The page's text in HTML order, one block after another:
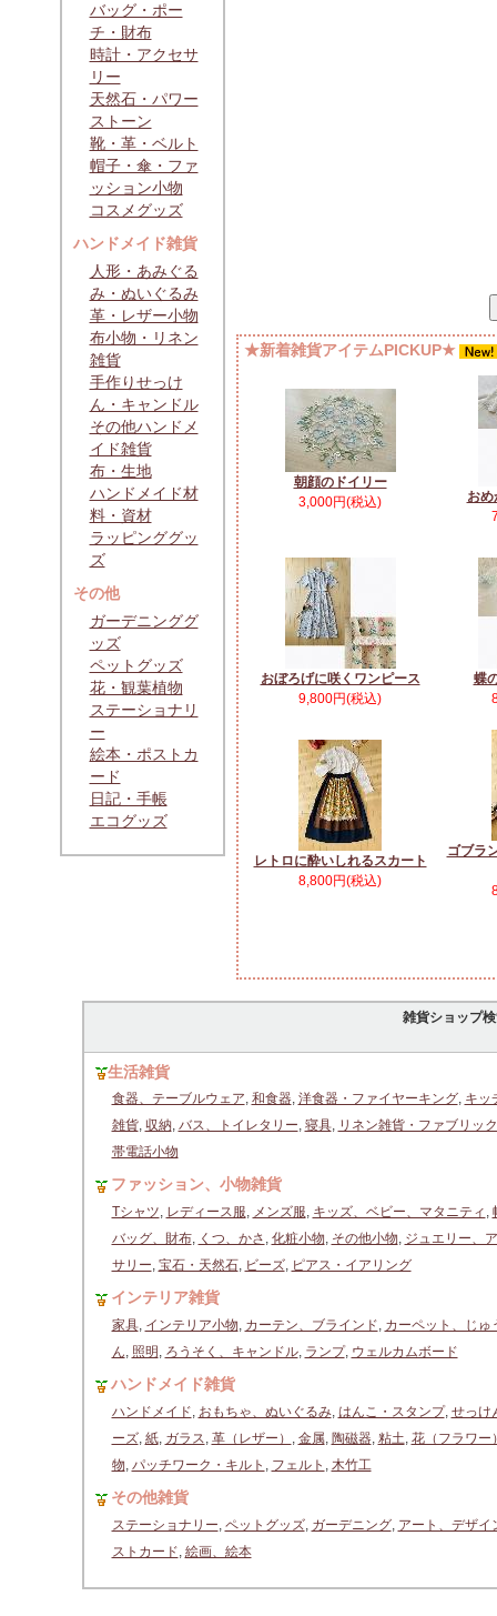
バッグ・ポー
チ・財布
時計・アクセサ
リー
天然石・パワー
ストーン
靴・革・ベルト
帽子・傘・ファ
ッション小物
コスメグッズ
ハンドメイド雑貨
人形・あみぐる
み・ぬいぐるみ
革・レザー小物
布小物・リネン
雑貨
手作りせっけ
ん・キャンドル
その他ハンドメ
イド雑貨
布・生地
ハンドメイド材
料・資材
ラッピンググッ
ズ
その他
ガーデニンググ
ッズ
ペットグッズ
花・観葉植物
ステーショナリ
ー
絵本・ポストカ
ード
日記・手帳
エコグッズ
★新着雑貨アイテムPICKUP★
朝顔のドイリー
3,000円(税込)
お
おぼろげに咲くワンピース
9,800円(税込)
蝶
レトロに酔いしれるスカート
8,800円(税込)
ゴブラ
雑貨ショップ
生活雑貨
食器、テーブルウェア, 和食器, 洋食器・ファイヤーキング, キッ
雑貨, 収納, バス、トイレタリー, 寝具, リネン雑貨・ファブリック
帯電話小物
ファッション、小物雑貨
Tシャツ, レディース服, メンズ服, キッズ、ベビー、マタニティ ,
バッグ、財布, くつ、かさ , 化粧小物, その他小物, ジュエリー、
サリー, 宝石・天然石, ビーズ, ピアス・イアリング
インテリア雑貨
家具, インテリア小物, カーテン、ブラインド, カーペット、じゅ
ん, 照明 , ろうそく、キャンドル, ランプ, ウェルカムボード
ハンドメイド雑貨
ハンドメイド, おもちゃ、ぬいぐるみ, はんこ・スタンプ, せっけ
ーズ, 紙, ガラス, 革（レザー） , 金属, 陶磁器, 粘土, 花（フラワー
物, パッチワーク・キルト , フェルト , 木竹工
その他雑貨
ステーショナリー, ペットグッズ, ガーデニング, アート、デザイ
ストカード, 絵画、絵本